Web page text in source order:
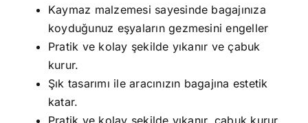
Kaymaz malzemesi sayesinde bagajınıza
koyduğunuz eşyaların gezmesini engeller
Pratik ve kolay şekilde yıkanır ve çabuk
kurur.
Şık tasarımı ile aracınızın bagajına estetik
katar.
Pratik ve kolay şekilde yıkanır, çabuk kurur